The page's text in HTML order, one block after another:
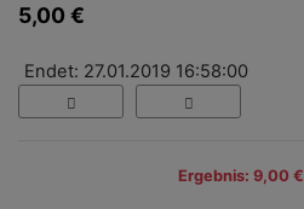
5,00 €
Endet: 27.01.2019 16:58:00
Ergebnis: 9,00 €